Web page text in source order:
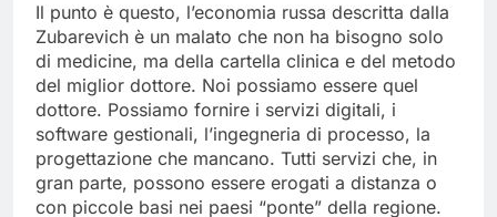
Il punto è questo, l’economia russa descritta dalla
Zubarevich è un malato che non ha bisogno solo
di medicine, ma della cartella clinica e del metodo
del miglior dottore. Noi possiamo essere quel
dottore. Possiamo fornire i servizi digitali, i
software gestionali, l’ingegneria di processo, la
progettazione che mancano. Tutti servizi che, in
gran parte, possono essere erogati a distanza o
con piccole basi nei paesi “ponte” della regione.